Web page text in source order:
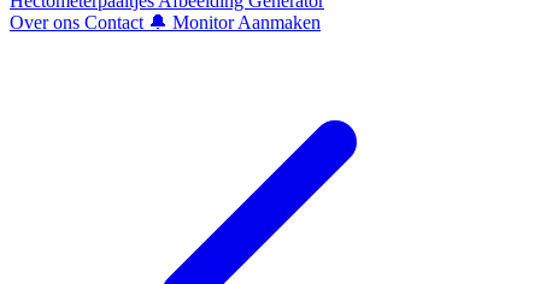
Over ons Contact 🔔 Monitor Aanmaken